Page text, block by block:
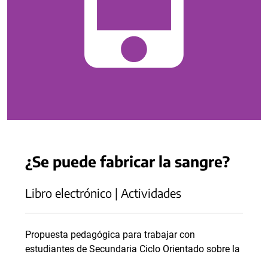
¿Se puede fabricar la sangre?
Libro electrónico | Actividades
Propuesta pedagógica para trabajar con
estudiantes de Secundaria Ciclo Orientado sobre la